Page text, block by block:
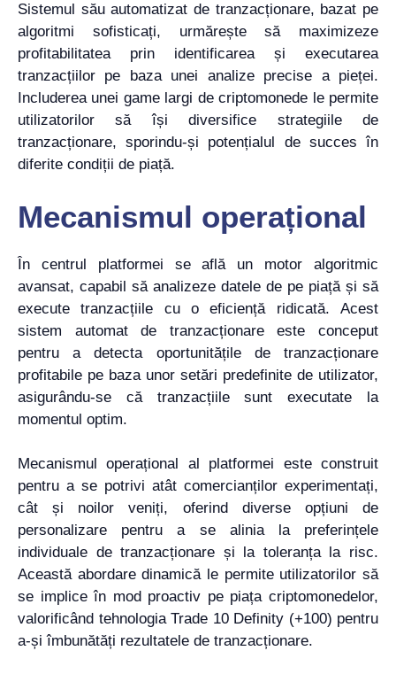
Sistemul său automatizat de tranzacționare, bazat pe
algoritmi sofisticați, urmărește să maximizeze
profitabilitatea prin identificarea și executarea
tranzacțiilor pe baza unei analize precise a pieței.
Includerea unei game largi de criptomonede le permite
utilizatorilor să își diversifice strategiile de
tranzacționare, sporindu-și potențialul de succes în
diferite condiții de piață.
Mecanismul operațional
În centrul platformei se află un motor algoritmic
avansat, capabil să analizeze datele de pe piață și să
execute tranzacțiile cu o eficiență ridicată. Acest
sistem automat de tranzacționare este conceput
pentru a detecta oportunitățile de tranzacționare
profitabile pe baza unor setări predefinite de utilizator,
asigurându-se că tranzacțiile sunt executate la
momentul optim.
Mecanismul operațional al platformei este construit
pentru a se potrivi atât comercianților experimentați,
cât și noilor veniți, oferind diverse opțiuni de
personalizare pentru a se alinia la preferințele
individuale de tranzacționare și la toleranța la risc.
Această abordare dinamică le permite utilizatorilor să
se implice în mod proactiv pe piața criptomonedelor,
valorificând tehnologia Trade 10 Definity (+100) pentru
a-și îmbunătăți rezultatele de tranzacționare.